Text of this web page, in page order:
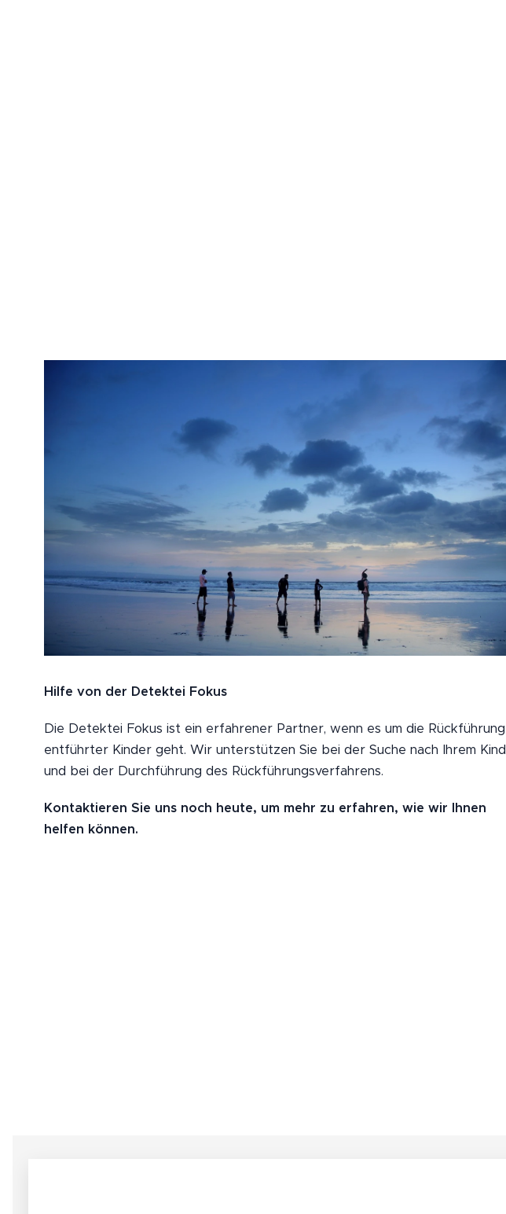
Hilfe von der Detektei Fokus
Die Detektei Fokus ist ein erfahrener Partner, wenn es um die Rückführung
entführter Kinder geht. Wir unterstützen Sie bei der Suche nach Ihrem Kind
und bei der Durchführung des Rückführungsverfahrens.
Kontaktieren Sie uns noch heute, um mehr zu erfahren, wie wir Ihnen
helfen können.